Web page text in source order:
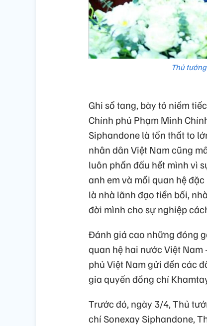
Thủ
Ghi sổ tang, bày tỏ niềm
Chính phủ Phạm Minh
Siphandone là tổn thất to
nhân dân Việt Nam cũng
luôn phấn đấu hết mình vì
anh em và mối quan hệ
là nhà lãnh đạo tiền bối,
đời mình cho sự nghiệp
Đánh giá cao những đóng
quan hệ hai nước Việt
phủ Việt Nam gửi đến các
gia quyến đồng chí
Trước đó, ngày 3/4, Thủ
chí Sonexay Siphandone,